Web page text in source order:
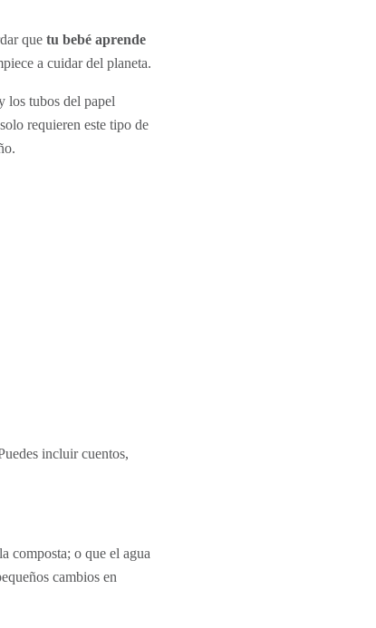
que tu bebé aprende
a cuidar del planeta.
los tubos del papel
requieren este tipo de
.
incluir cuentos,
composta; o que el agua
cambios en